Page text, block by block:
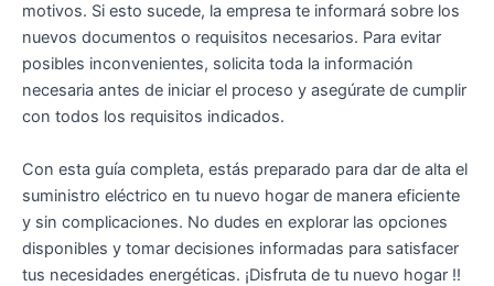
motivos. Si esto sucede, la empresa te informará sobre los
nuevos documentos o requisitos necesarios. Para evitar
posibles inconvenientes, solicita toda la información
necesaria antes de iniciar el proceso y asegúrate de cumplir
con todos los requisitos indicados.
Con esta guía completa, estás preparado para dar de alta el
suministro eléctrico en tu nuevo hogar de manera eficiente
y sin complicaciones. No dudes en explorar las opciones
disponibles y tomar decisiones informadas para satisfacer
tus necesidades energéticas. ¡Disfruta de tu nuevo hogar !!